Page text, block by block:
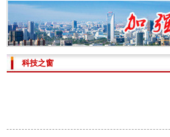
科技之窗